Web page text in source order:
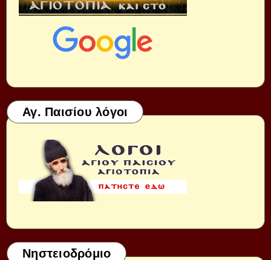
Αγ. Παισίου λόγοι
Νηστειοδρόμιο